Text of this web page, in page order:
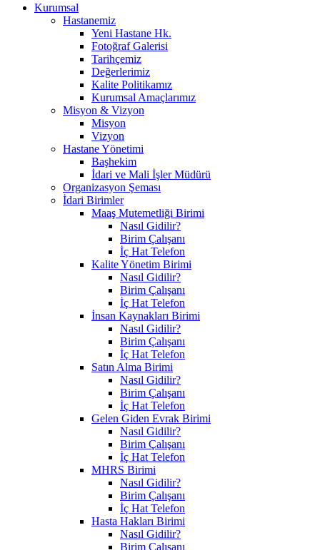
Kurumsal
Hastanemiz
Yeni Hastane Hk.
Fotoğraf Galerisi
Tarihçemiz
Değerlerimiz
Kalite Politikamız
Kurumsal Amaçlarımız
Misyon & Vizyon
Misyon
Vizyon
Hastane Yönetimi
Başhekim
İdari ve Mali İşler Müdürü
Organizasyon Şeması
İdari Birimler
Maaş Mutemetliği Birimi
Nasıl Gidilir?
Birim Çalışanı
İç Hat Telefon
Kalite Yönetim Birimi
Nasıl Gidilir?
Birim Çalışanı
İç Hat Telefon
İnsan Kaynakları Birimi
Nasıl Gidilir?
Birim Çalışanı
İç Hat Telefon
Satın Alma Birimi
Nasıl Gidilir?
Birim Çalışanı
İç Hat Telefon
Gelen Giden Evrak Birimi
Nasıl Gidilir?
Birim Çalışanı
İç Hat Telefon
MHRS Birimi
Nasıl Gidilir?
Birim Çalışanı
İç Hat Telefon
Hasta Hakları Birimi
Nasıl Gidilir?
Birim Çalışanı